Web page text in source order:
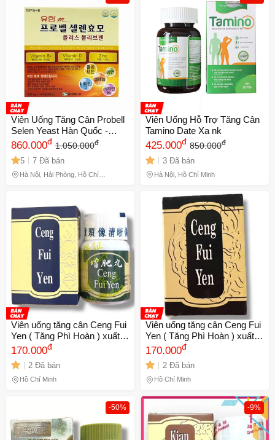
Viên Uống Tăng Cân Probell
Selen Yeast Hàn Quốc -
Vitamin Tổng Hợp 480 Viên
Hỗ Trợ Cân Bằng Dinh
Dưỡng và Năng Lượng
860.000đ 1.050.000đ
5 7 Đã bán
Hà Nội, Hải Phòng, Hồ Chí
Viên Uống Hỗ Trợ Tăng Cân
Tamino Date Xa nk
425.000đ 850.000đ
3 Đã bán
Hà Nội, Hồ Chí Minh
Viên uống tăng cân Ceng Fui
Yen ( Tăng Phì Hoàn ) xuất
xứ Malaysia giúp ăn ngon
miệng, ngủ ngon - Mã 1071
657869
170.000đ
2 Đã bán
Hồ Chí Minh
Viên uống tăng cân Ceng Fui
Yen ( Tăng Phì Hoàn ) xuất
xứ Malaysia giúp ăn ngon
miệng, ngủ ngon - Mã 1071 -
1 738661
170.000đ
2 Đã bán
Hồ Chí Minh
-50% -9%